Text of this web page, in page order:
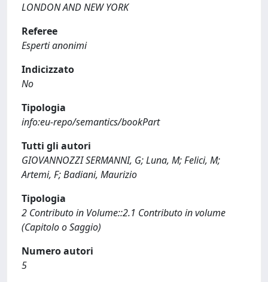
LONDON AND NEW YORK
Referee
Esperti anonimi
Indicizzato
No
Tipologia
info:eu-repo/semantics/bookPart
Tutti gli autori
GIOVANNOZZI SERMANNI, G; Luna, M; Felici, M;
Artemi, F; Badiani, Maurizio
Tipologia
2 Contributo in Volume::2.1 Contributo in volume
(Capitolo o Saggio)
Numero autori
5